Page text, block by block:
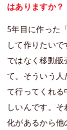
はありますか？
5年目に作った
して作りたい
ではなく移動
て。そういう人
て行ってくれる
しいんです。
化があるから他